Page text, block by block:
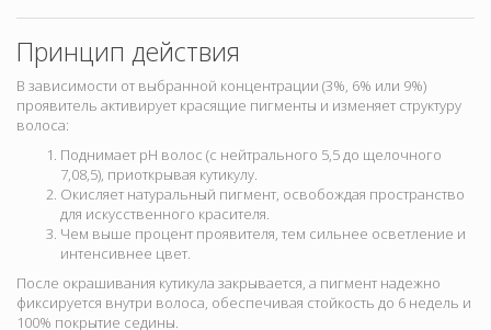
Принцип действия
В зависимости от выбранной концентрации (3%, 6% или 9%)
проявитель активирует красящие пигменты и изменяет структуру
волоса:
Поднимает pH волос (с нейтрального 5,5 до щелочного
7,08,5), приоткрывая кутикулу.
Окисляет натуральный пигмент, освобождая пространство
для искусственного красителя.
Чем выше процент проявителя, тем сильнее осветление и
интенсивнее цвет.
После окрашивания кутикула закрывается, а пигмент надежно
фиксируется внутри волоса, обеспечивая стойкость до 6 недель и
100% покрытие седины.